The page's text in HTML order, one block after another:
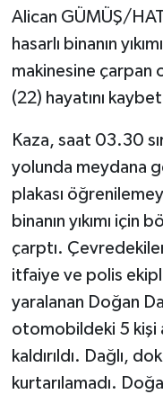
Alican GÜMÜŞ/
hasarlı binanın
makinesine çarpan
(22) hayatını
Kaza, saat 03.30
yolunda meydana
plakası
binanın yıkımı için
çarptı.
itfaiye ve polis
yaralanan Doğan
otomobildeki 5 kişi
kaldırıldı. Dağlı,
kurtarılamadı.